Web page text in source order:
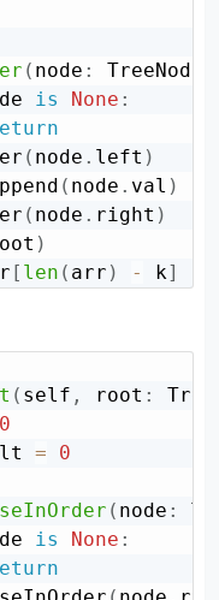
( node : TreeNode
is None :
( node . left )
( node . val )
( node . right )
)
[ len ( arr ) - k]
( self , root :
0
=
0
( node :
is None :